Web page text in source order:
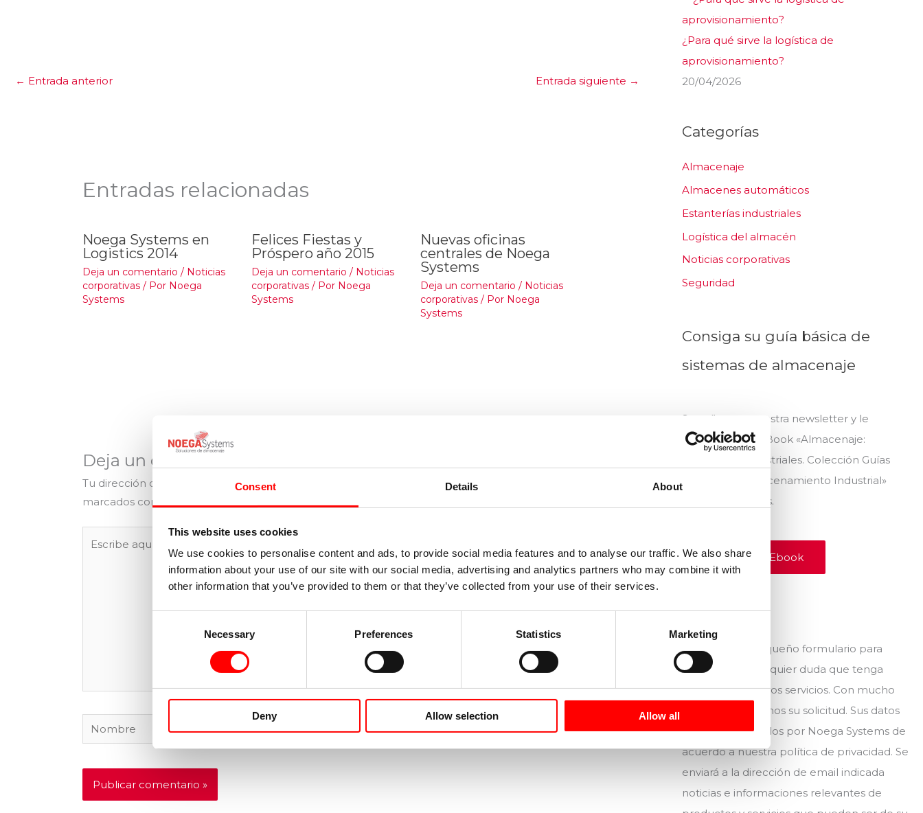
Consent Details About
This website uses cookies
We use cookies to personalise content and ads, to provide social media features and to analyse our traffic. We also share
information about your use of our site with our social media, advertising and analytics partners who may combine it with
other information that you’ve provided to them or that they’ve collected from your use of their services.
Necessary Preferences Statistics Marketing
Deny Allow selection Allow all
← Entrada anterior Entrada siguiente →
Entradas relacionadas
Noega Systems en
Logistics 2014
Deja un comentario / Noticias
corporativas / Por Noega
Systems
Felices Fiestas y
Próspero año 2015
Deja un comentario / Noticias
corporativas/ Por Noega
Systems
Nuevas oficinas
centrales de Noega
Systems
Deja un comentario / Noticias
corporativas/ Por Noega
Systems
Deja un comentario
Tu dirección de correo electrónico no será publicada.
Los campos obligatorios están
marcados con
Nombre
Correo
Web
¿Para qué sirve la logística de
aprovisionamiento?
20/04/2026
Categorías
Almacenaje
Almacenes automáticos
Estanterías industriales
Logística del almacén
Noticias corporativas
Seguridad
Consiga su guía básica de
sistemas de almacenaje
Suscríbase a nuestra newsletter y le
enviaremos el eBook «Almacenaje:
Estanterías Industriales. Colección Guías
Básicas de Almacenamiento Industrial»
totalmente gratis.
Consigue tu Ebook
Contacto
Rellene este pequeño formulario para
plantearnos cualquier duda que tenga
acerca de nuestros servicios. Con mucho
gusto atenderemos su solicitud. Sus datos
serán almacenados por Noega Systems de
acuerdo a nuestra política de privacidad. Se
enviará a la dirección de email indicada
noticias e informaciones relevantes de